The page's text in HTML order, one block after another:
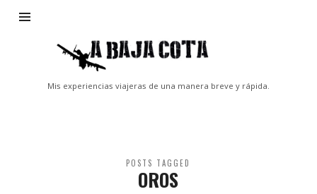
Baja
Cota
Mis experiencias viajeras de una manera breve y rápida.
POSTS TAGGED
OROS